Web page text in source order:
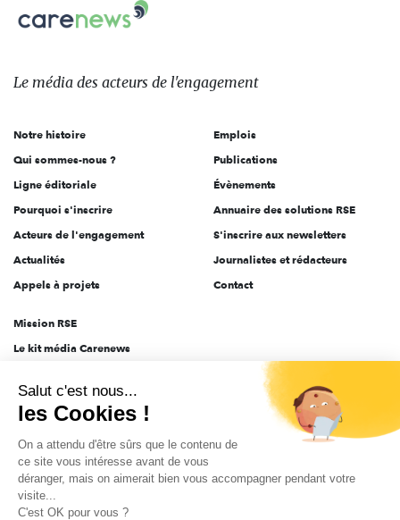
sur:
Carenews,
Le
des
l'engagement
Le média des acteurs de l'engagement
Notre histoire
Qui sommes-nous ?
Ligne éditoriale
Pourquoi s'inscrire
Acteurs de l'engagement
Actualités
Appels à projets
Emplois
Publications
Évènements
Annuaire des solutions RSE
S'inscrire aux newsletters
Journalistes et rédacteurs
Contact
Mission RSE
Le kit média Carenews
AEF info
Novethic
PRODURABLE
Inclusiv Day
Salut c'est nous...
les Cookies !
On a attendu d'être sûrs que le contenu de
ce site vous intéresse avant de vous
déranger, mais on aimerait bien vous accompagner pendant votre
visite...
C'est OK pour vous ?